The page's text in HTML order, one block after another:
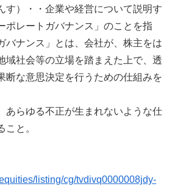
す）・・企業や経営について説明す
ポレートガバナンス」のことを指
バナンス」とは、会社が、株主をは
域社会等の立場を踏まえた上で、透
断な意思決定を行うための仕組みを
あらゆる不正が生まれないような仕
と。
listing/cg/tvdivq0000008jdy-